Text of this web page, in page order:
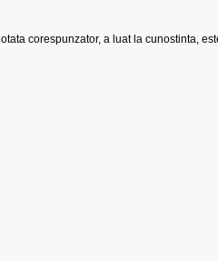
corespunzator, a luat la cunostinta,